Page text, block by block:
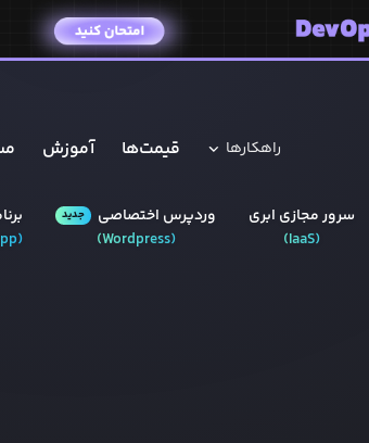
راهکار‌ها قیمت‌ها آموزش
(
وردپرس‌ اختصاصی جدید
(
Wordpress
)
سرور مجازی ابری
(
IaaS
)